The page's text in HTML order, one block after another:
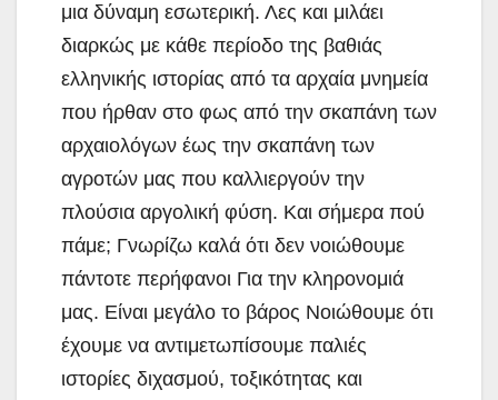
μια δύναμη εσωτερική. Λες και μιλάει
διαρκώς με κάθε περίοδο της βαθιάς
ελληνικής ιστορίας από τα αρχαία μνημεία
που ήρθαν στο φως από την σκαπάνη των
αρχαιολόγων έως την σκαπάνη των
αγροτών μας που καλλιεργούν την
πλούσια αργολική φύση. Και σήμερα πού
πάμε; Γνωρίζω καλά ότι δεν νοιώθουμε
πάντοτε περήφανοι Για την κληρονομιά
μας. Είναι μεγάλο το βάρος Νοιώθουμε ότι
έχουμε να αντιμετωπίσουμε παλιές
ιστορίες διχασμού, τοξικότητας και